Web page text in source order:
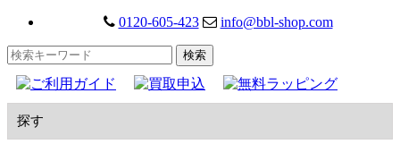
0120-605-423 info@bbl-shop.com
探す